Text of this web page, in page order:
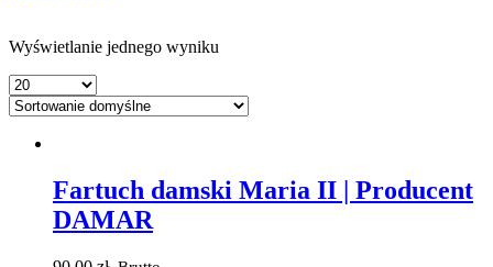
Wyświetlanie jednego wyniku
Fartuch damski Maria II | Producent
DAMAR